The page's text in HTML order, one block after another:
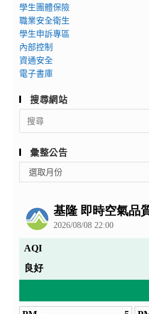
學生團體保險
職業安全衛生
學生申訴專區
內部控制
資通安全
電子書庫
搜尋網站
Search
for:
彙整公告
整
選取月份